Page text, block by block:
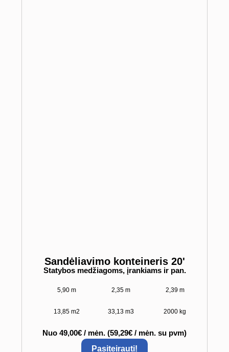
Sandėliavimo konteineris 20'
Statybos medžiagoms, įrankiams ir pan.
5,90 m 2,35 m 2,39 m
13,85 m2 33,13 m3 2000 kg
Nuo 49,00€ / mėn. (59,29€ / mėn. su pvm)
Pasiteirauti!